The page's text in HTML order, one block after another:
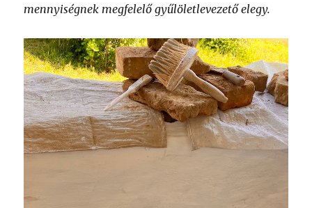
mennyiségnek megfelelő gyűlöletlevezető elegy.